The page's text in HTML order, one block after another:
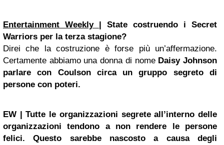
Entertainment Weekly | State costruendo i Secret
Warriors per la terza stagione?
Direi che la costruzione è forse più un’affermazione.
Certamente abbiamo una donna di nomeDaisy Johnson
parlare con Coulson circa un gruppo segreto di
persone con poteri.
EW | Tutte le organizzazioni segrete all’interno delle
organizzazioni tendono a non rendere le persone
felici. Questo sarebbe nascosto a causa degli